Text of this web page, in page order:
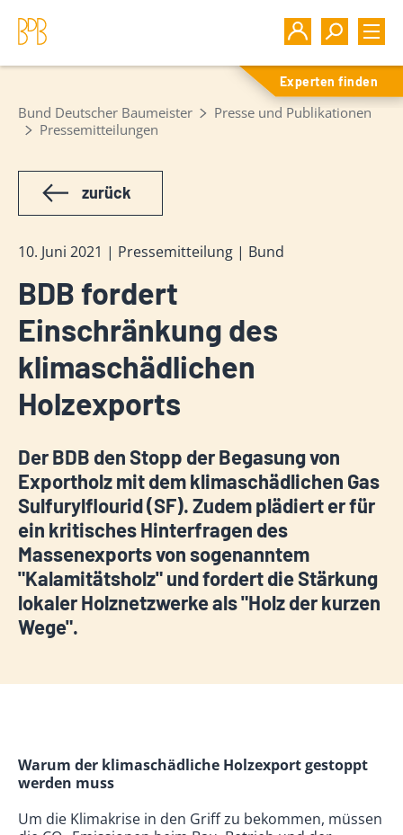
Experten finden
Bund Deutscher Baumeister
Presse und Publikationen
Pressemitteilungen
zurück
10. Juni 2021 | Pressemitteilung | Bund
BDB fordert
Einschränkung des
klimaschädlichen
Holzexports
Der BDB den Stopp der Begasung von
Exportholz mit dem klimaschädlichen Gas
Sulfurylflourid (SF). Zudem plädiert er für
ein kritisches Hinterfragen des
Massenexports von sogenanntem
"Kalamitätsholz" und fordert die Stärkung
lokaler Holznetzwerke als "Holz der kurzen
Wege".
Warum der klimaschädliche Holzexport gestoppt
werden muss
Um die Klimakrise in den Griff zu bekommen, müssen